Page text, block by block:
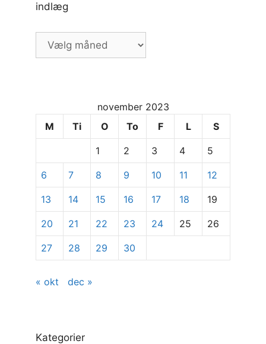
indlæg
Vælg
måned
specifikke
november 2023
M
Ti O To F L S
1 2 3 4 5
6 7 8 9 10 11 12
13 14 15 16 17 18 19
20 21 22 23 24 25 26
27 28 29 30
« okt dec »
Kategorier